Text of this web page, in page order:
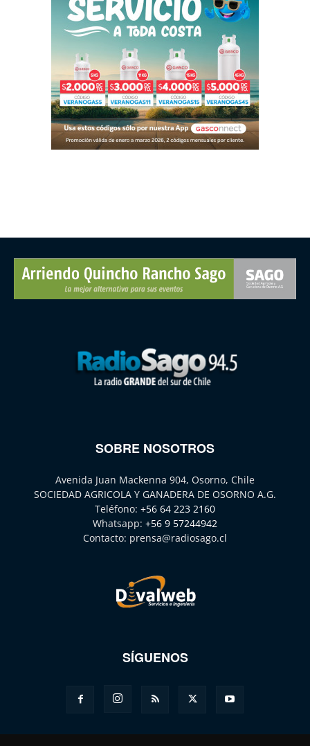
SOBRE NOSOTROS
Avenida Juan Mackenna 904, Osorno, Chile
SOCIEDAD AGRICOLA Y GANADERA DE OSORNO A.G.
Teléfono: +56 64 223 2160
Whatsapp: +56 9 57244942
Contacto: prensa@radiosago.cl
SÍGUENOS